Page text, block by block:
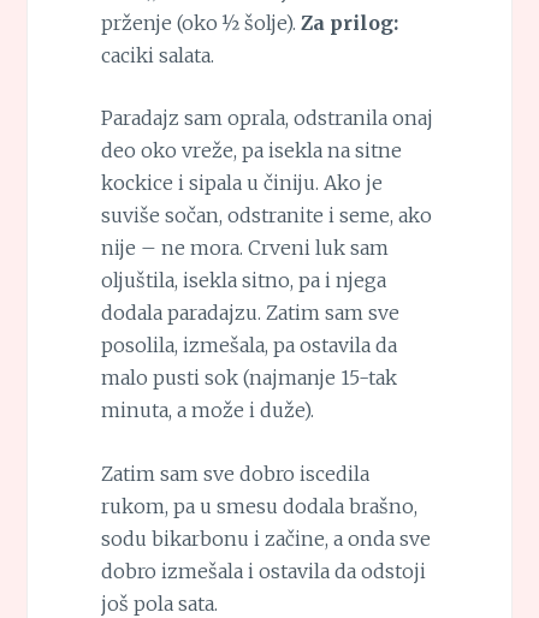
prženje (oko ½ šolje). Za prilog:
caciki salata.
Paradajz sam oprala, odstranila onaj
deo oko vreže, pa isekla na sitne
kockice i sipala u činiju. Ako je
suviše sočan, odstranite i seme, ako
nije – ne mora. Crveni luk sam
oljuštila, isekla sitno, pa i njega
dodala paradajzu. Zatim sam sve
posolila, izmešala, pa ostavila da
malo pusti sok (najmanje 15-tak
minuta, a može i duže).
Zatim sam sve dobro iscedila
rukom, pa u smesu dodala brašno,
sodu bikarbonu i začine, a onda sve
dobro izmešala i ostavila da odstoji
još pola sata.